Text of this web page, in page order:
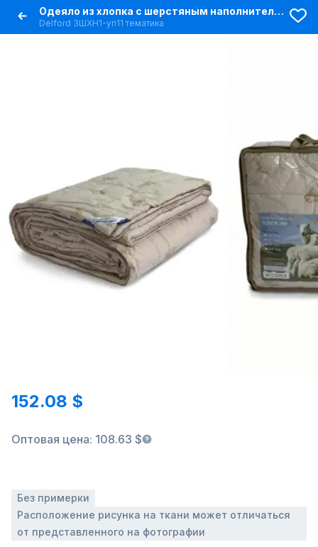
Одеяло из хлопка с шерстяным наполнителем, бежевое, круглогодичное
Delford 3ШХН1-уп11 тематика
152.08 $
Оптовая цена: 108.63 $
Без примерки
Расположение рисунка на ткани может отличаться
от представленного на фотографии